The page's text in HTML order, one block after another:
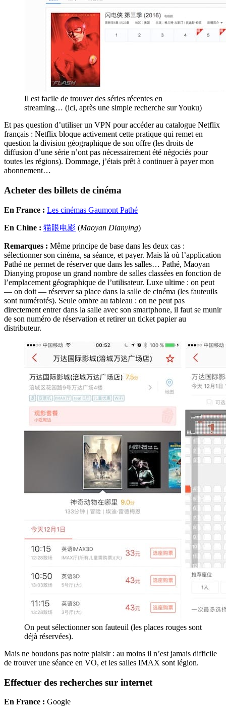
Il est facile de trouver des séries récentes en
streaming… (ici, après une simple recherche sur Youku)
Et pas question d’utiliser un VPN pour accéder au catalogue Netflix
français : Netflix bloque activement cette pratique qui remet en
question la division géographique de son offre (les droits de
diffusion d’une série n’ont pas nécessairement été négociés pour
toutes les régions). Dommage, j’étais prêt à continuer à payer mon
abonnement…
Acheter des billets de cinéma
En France : Les cinémas Gaumont Pathé
En Chine : 猫眼电影 (Maoyan Dianying)
Remarques : Même principe de base dans les deux cas :
sélectionner son cinéma, sa séance, et payer. Mais là où l’application
Pathé ne permet de réserver que dans les salles… Pathé, Maoyan
Dianying propose un grand nombre de salles classées en fonction de
l’emplacement géographique de l’utilisateur. Luxe ultime : on peut
— on doit — réserver sa place dans la salle de cinéma (les fauteuils
sont numérotés). Seule ombre au tableau : on ne peut pas
directement entrer dans la salle avec son smartphone, il faut se munir
de son numéro de réservation et retirer un ticket papier au
distributeur.
On peut sélectionner son fauteuil (les places rouges sont
déjà réservées).
Mais ne boudons pas notre plaisir : au moins il n’est jamais difficile
de trouver une séance en VO, et les salles IMAX sont légion.
Effectuer des recherches sur internet
En France : Google